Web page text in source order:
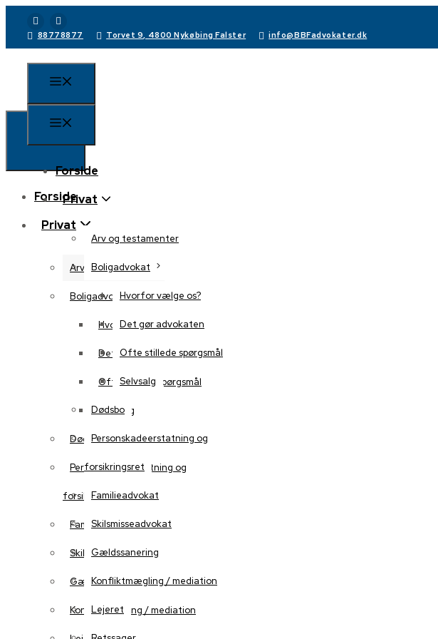
88778877 Torvet 9, 4800 Nykøbing Falster info@BBFadvokater.dk
Forside
Privat
Arv og testamenter
Boligadvokat
Hvorfor vælge os?
Det gør advokaten
Ofte stillede spørgsmål
Selvsalg
Dødsbo
Personskadeerstatning og
forsikringsret
Familieadvokat
Skilsmisseadvokat
Gældssanering
Konfliktmægling / mediation
Lejeret
Forside
Privat
Arv og testamenter
Boligadvokat
Hvorfor vælge os?
Det gør advokaten
Ofte stillede spørgsmål
Selvsalg
Dødsbo
Personskadeerstatning og
forsikringsret
Familieadvokat
Skilsmisseadvokat
Gældssanering
Konfliktmægling / mediation